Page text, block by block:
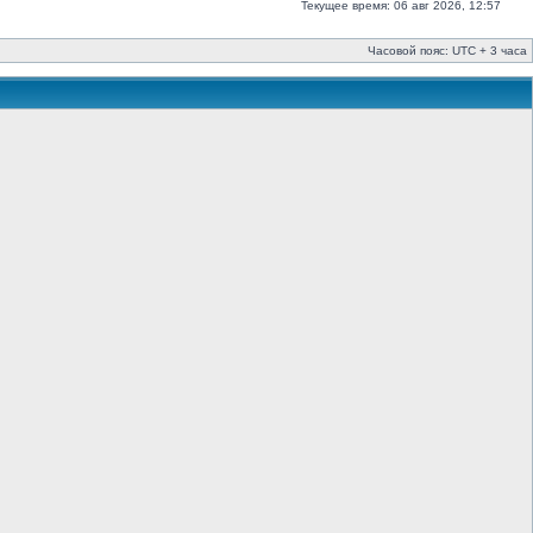
Текущее время: 06 авг 2026, 12:57
Часовой пояс: UTC + 3 часа